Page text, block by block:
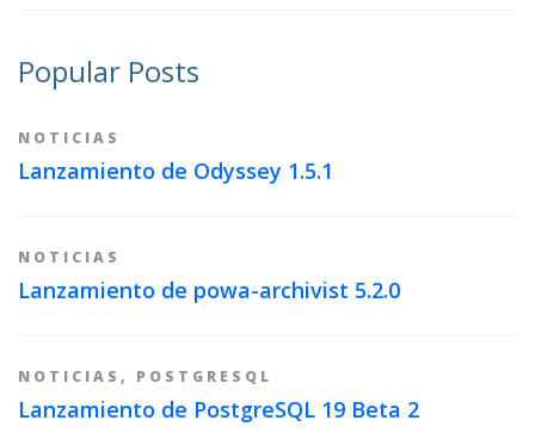
Popular Posts
NOTICIAS
Lanzamiento de Odyssey 1.5.1
NOTICIAS
Lanzamiento de powa-archivist 5.2.0
NOTICIAS , POSTGRESQL
Lanzamiento de PostgreSQL 19 Beta 2